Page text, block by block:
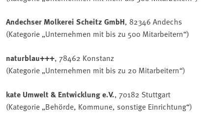
Andechser Molkerei Scheitz GmbH, 82346 Andechs
(Kategorie „Unternehmen mit bis zu 500 Mitarbeitern“)
naturblau+++, 78462 Konstanz
(Kategorie „Unternehmen mit bis zu 20 Mitarbeitern“)
kate Umwelt & Entwicklung e.V., 70182 Stuttgart
(Kategorie „Behörde, Kommune, sonstige Einrichtung“)